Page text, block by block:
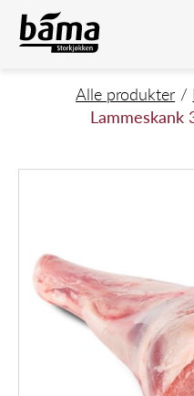
Lammeskank 3-
Hovedinnhold
Hovedmeny
HovedmenyAlle produkter